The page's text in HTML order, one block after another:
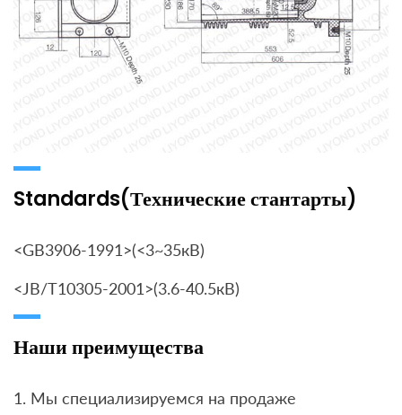
Standards(Технические стантарты)
<GB3906-1991>(<3~35кВ)
<JB/T10305-2001>(3.6-40.5кВ)
Наши преимущества
1. Мы специализируемся на продаже